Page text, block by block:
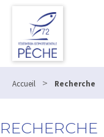
Accueil > Recherche
RECHERCHE